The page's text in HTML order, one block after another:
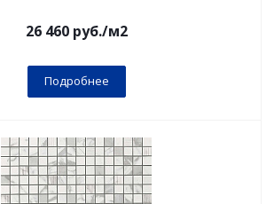
26 460руб./м2
Подробнее